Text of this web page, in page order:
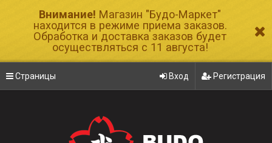
Внимание! Магазин "Будо-Маркет"
находится в режиме приема заказов.
Обработка и доставка заказов будет
осуществляться с 11 августа!
Страницы Вход Регистрация